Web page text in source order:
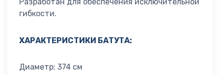
гибкости.
ХАРАКТЕРИСТИКИ БАТУТА:
Диаметр: 374 см